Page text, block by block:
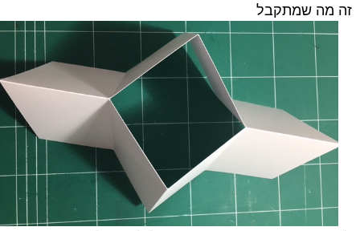
זה מה שמתקבל